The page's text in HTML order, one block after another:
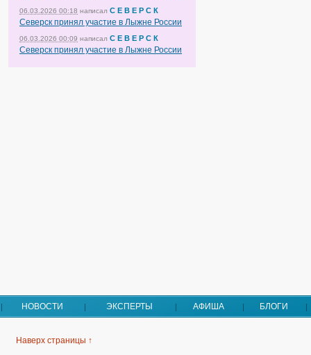
06.03.2026 00:18 написал С Е В Е Р С К
Северск принял участие в Лыжне России
06.03.2026 00:09 написал С Е В Е Р С К
Северск принял участие в Лыжне России
НОВОСТИ ЭКСПЕРТЫ АФИША БЛОГИ
Наверх страницы ↑